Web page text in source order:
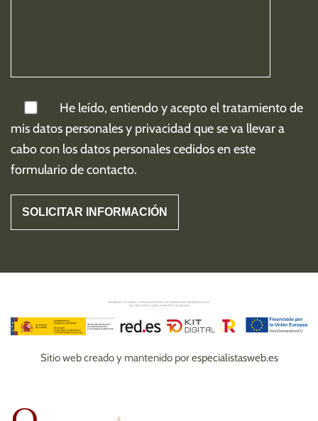
He leído, entiendo y acepto el tratamiento de
misdatos personales y privacidad que se va llevar a
cabo con los datos personales cedidos en este
formulario de contacto.
Sitio web creado y mantenido porespecialistasweb.es